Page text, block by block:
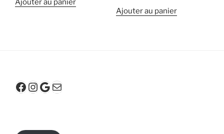
Ajouter au panier
Ajouter au panier
Facebook
Instagram
Google
E-mail